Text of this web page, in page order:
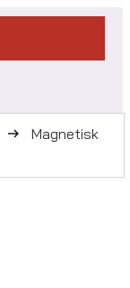
Magnetisk